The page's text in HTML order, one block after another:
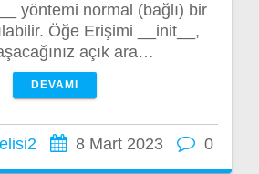
yöntemi normal (bağlı) bir
Öğe Erişimi __init__,
açık ara…
DEVAMI
8 Mart 2023 0